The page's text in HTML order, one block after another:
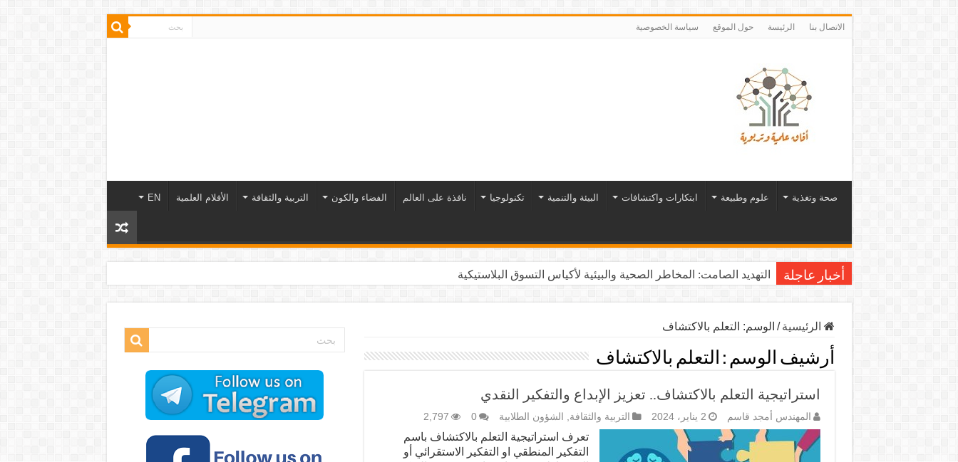
الاتصال بنا الرئيسة حول الموقع سياسة الخصوصية
صحة وتغذية علوم وطبيعة ابتكارات واكتشافات البيئة والتنمية تكنولوجيا نافذة على العالم الفضاء والكون التربية والثقافة الأفلام العلمية EN
أخبار عاجلة التهديد الصامت: المخاطر الصحية والبيئية لأكياس التسوق البلاستيكية
الرئيسية / الوسم: التعلم بالاكتشاف
أرشيف الوسم : التعلم بالاكتشاف
استراتيجية التعلم بالاكتشاف.. تعزيز الإبداع والتفكير النقدي
المهندس أمجد قاسم 2 يناير، 2024 التربية والثقافة, الشؤون الطلابية 0
2,797
تعرف استراتيجية التعلم بالاكتشاف باسم
التفكير المنطقي او التفكير الاستقرائي أو